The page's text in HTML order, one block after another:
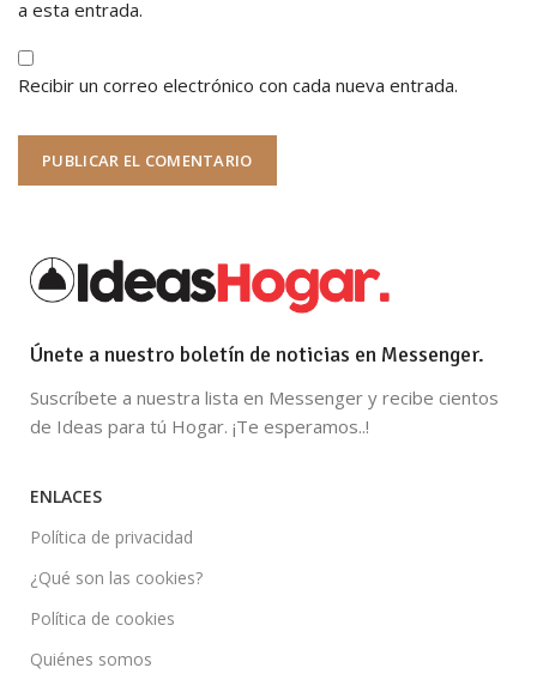
a esta entrada.
Recibir un correo electrónico con cada nueva entrada.
Únete a nuestro boletín de noticias en Messenger.
Suscríbete a nuestra lista en Messenger y recibe cientos
de Ideas para tú Hogar. ¡Te esperamos..!
ENLACES
Política de privacidad
¿Qué son las cookies?
Política de cookies
Quiénes somos